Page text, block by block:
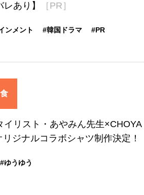
あり】
［PR］
ンメント #韓国ドラマ
#PR
イリスト・あやみん先生×CHOYA
ジナルコラボシャツ制作決定！
#ゆうゆう